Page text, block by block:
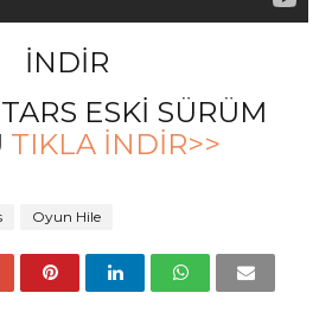
İNDİR
ESKİ SÜRÜM
TIKLA İNDİR>>
Oyun Hile